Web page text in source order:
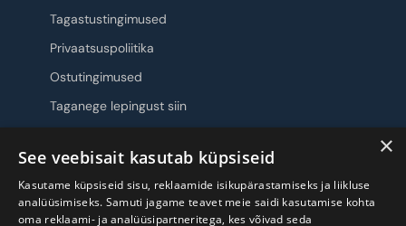
Tagastustingimused
Privaatsuspoliitika
Ostutingimused
Taganege lepingust siin
Jälgi meid ×
See veebisait kasutab küpsiseid
Kasutame küpsiseid sisu, reklaamide isikupärastamiseks ja liikluse
analüüsimiseks. Samuti jagame teavet meie saidi kasutamise kohta
oma reklaami- ja analüüsipartneritega, kes võivad seda